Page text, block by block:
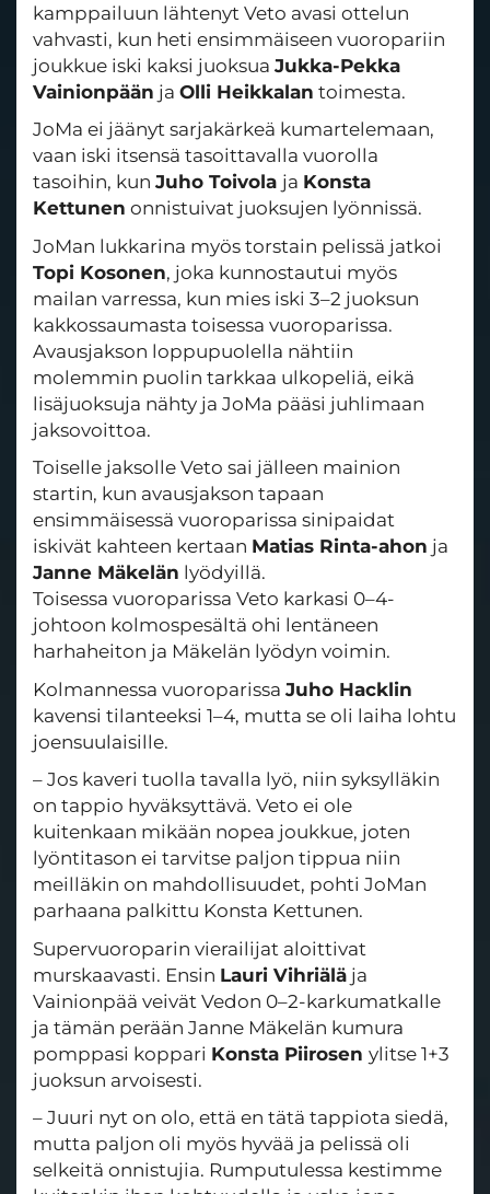
kamppailuun lähtenyt Veto avasi ottelun
vahvasti, kun heti ensimmäiseen vuoropariin
joukkue iski kaksi juoksua Jukka-Pekka
Vainionpään ja Olli Heikkalan toimesta.
JoMa ei jäänyt sarjakärkeä kumartelemaan,
vaan iski itsensä tasoittavalla vuorolla
tasoihin, kun Juho Toivola ja Konsta
Kettunen onnistuivat juoksujen lyönnissä.
JoMan lukkarina myös torstain pelissä jatkoi
Topi Kosonen, joka kunnostautui myös
mailan varressa, kun mies iski 3–2 juoksun
kakkossaumasta toisessa vuoroparissa.
Avausjakson loppupuolella nähtiin
molemmin puolin tarkkaa ulkopeliä, eikä
lisäjuoksuja nähty ja JoMa pääsi juhlimaan
jaksovoittoa.
Toiselle jaksolle Veto sai jälleen mainion
startin, kun avausjakson tapaan
ensimmäisessä vuoroparissa sinipaidat
iskivät kahteen kertaan Matias Rinta-ahon ja
Janne Mäkelän lyödyillä.
Toisessa vuoroparissa Veto karkasi 0–4-
johtoon kolmospesältä ohi lentäneen
harhaheiton ja Mäkelän lyödyn voimin.
Kolmannessa vuoroparissa Juho Hacklin
kavensi tilanteeksi 1–4, mutta se oli laiha lohtu
joensuulaisille.
– Jos kaveri tuolla tavalla lyö, niin syksylläkin
on tappio hyväksyttävä. Veto ei ole
kuitenkaan mikään nopea joukkue, joten
lyöntitason ei tarvitse paljon tippua niin
meilläkin on mahdollisuudet, pohti JoMan
parhaana palkittu Konsta Kettunen.
Supervuoroparin vierailijat aloittivat
murskaavasti. Ensin Lauri Vihriälä ja
Vainionpää veivät Vedon 0–2-karkumatkalle
ja tämän perään Janne Mäkelän kumura
pomppasi koppari Konsta Piirosen ylitse 1+3
juoksun arvoisesti.
– Juuri nyt on olo, että en tätä tappiota siedä,
mutta paljon oli myös hyvää ja pelissä oli
selkeitä onnistujia. Rumputulessa kestimme